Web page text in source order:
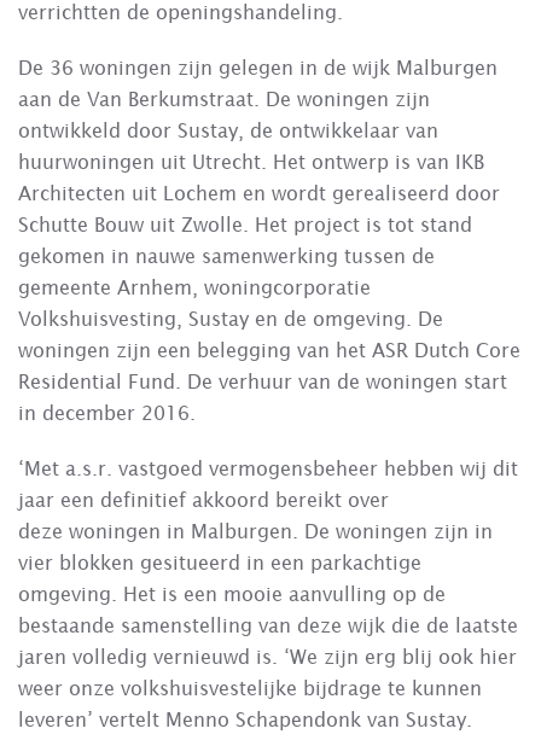
verrichtten de openingshandeling.
De 36 woningen zijn gelegen in de wijk Malburgen
aan de Van Berkumstraat. De woningen zijn
ontwikkeld door Sustay, de ontwikkelaar van
huurwoningen uit Utrecht. Het ontwerp is van IKB
Architecten uit Lochem en wordt gerealiseerd door
Schutte Bouw uit Zwolle. Het project is tot stand
gekomen in nauwe samenwerking tussen de
gemeente Arnhem, woningcorporatie
Volkshuisvesting, Sustay en de omgeving. De
woningen zijn een belegging van het ASR Dutch Core
Residential Fund. De verhuur van de woningen start
in december 2016.
‘Met a.s.r. vastgoed vermogensbeheer hebben wij dit
jaar een definitief akkoord bereikt over
deze woningen in Malburgen. De woningen zijn in
vier blokken gesitueerd in een parkachtige
omgeving. Het is een mooie aanvulling op de
bestaande samenstelling van deze wijk die de laatste
jaren volledig vernieuwd is. ‘We zijn erg blij ook hier
weer onze volkshuisvestelijke bijdrage te kunnen
leveren’ vertelt Menno Schapendonk van Sustay.